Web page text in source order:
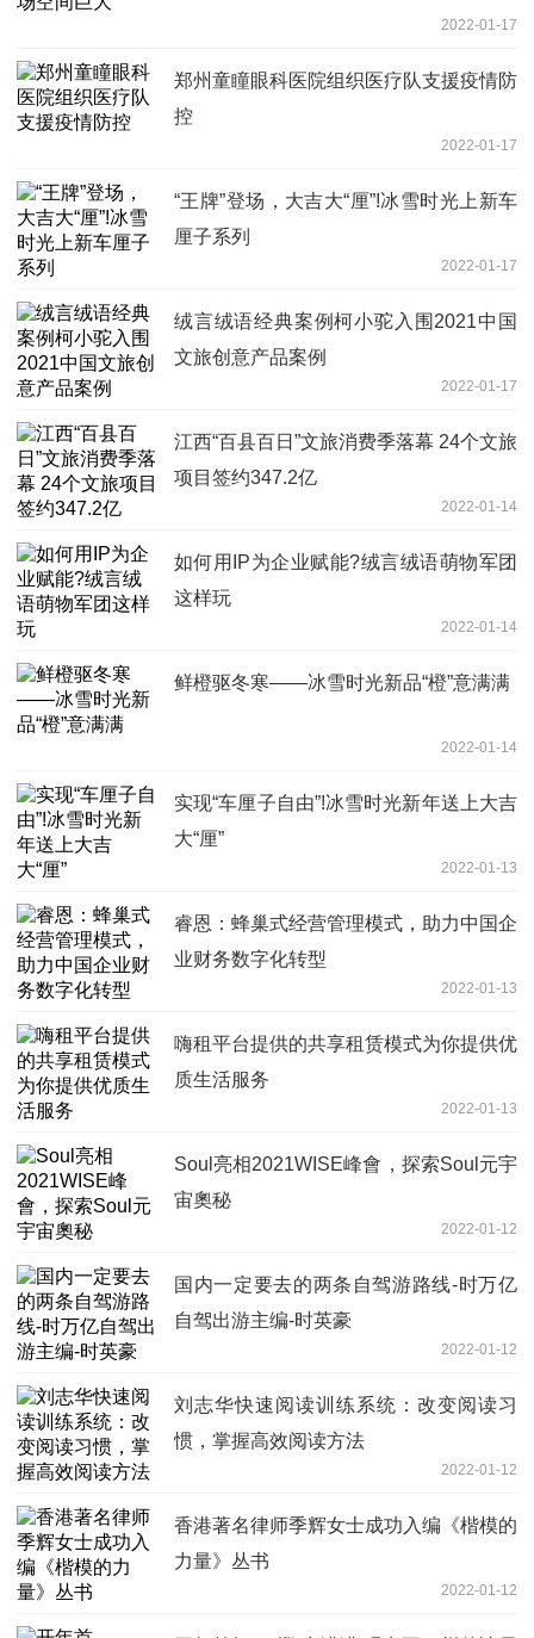
2022-01-17
郑州童瞳眼科医院组织医疗队支援疫情防
控
2022-01-17
“王牌”登场，大吉大“厘”!冰雪时光上新车
厘子系列
2022-01-17
绒言绒语经典案例柯小驼入围2021中国
文旅创意产品案例
2022-01-17
江西“百县百日”文旅消费季落幕 24个文旅
项目签约347.2亿
2022-01-14
如何用IP为企业赋能?绒言绒语萌物军团
这样玩
2022-01-14
鲜橙驱冬寒——冰雪时光新品“橙”意满满
2022-01-14
实现“车厘子自由”!冰雪时光新年送上大吉
大“厘”
2022-01-13
睿恩：蜂巢式经营管理模式，助力中国企
业财务数字化转型
2022-01-13
嗨租平台提供的共享租赁模式为你提供优
质生活服务
2022-01-13
Soul亮相2021WISE峰會，探索Soul元宇
宙奧秘
2022-01-12
国内一定要去的两条自驾游路线-时万亿
自驾出游主编-时英豪
2022-01-12
刘志华快速阅读训练系统：改变阅读习
惯，掌握高效阅读方法
2022-01-12
香港著名律师季辉女士成功入编《楷模的
力量》丛书
2022-01-12